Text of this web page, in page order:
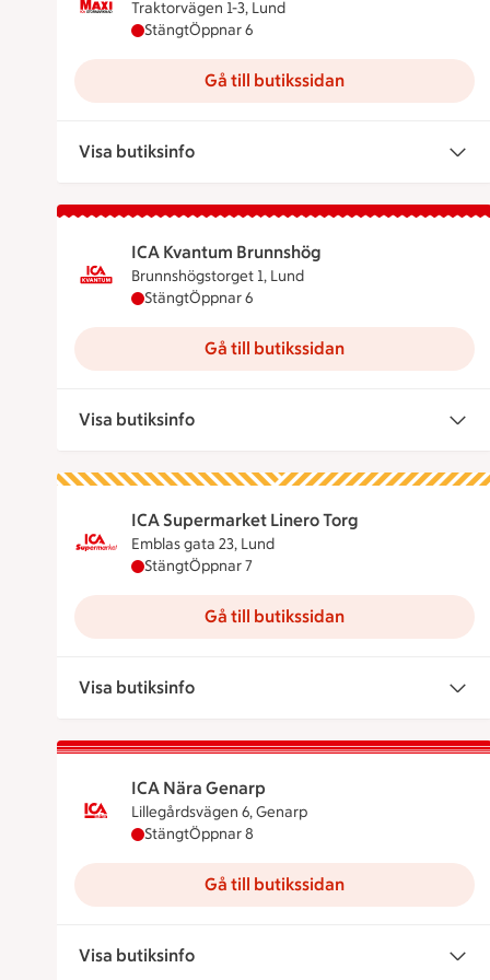
Traktorvägen 1-3, Lund
Maxi ICA Stormarknad Gunnesbo, Lund har
StängtÖppnar 6
Gå till butikssidan
Visa butiksinfo
ICA Kvantum Brunnshög
Brunnshögstorget 1, Lund
ICA Kvantum Brunnshög har stängt, öppnar
StängtÖppnar 6
Gå till butikssidan
Visa butiksinfo
ICA Supermarket Linero Torg
Emblas gata 23, Lund
ICA Supermarket Linero Torg har stängt,
StängtÖppnar 7
Gå till butikssidan
Visa butiksinfo
ICA Nära Genarp
Lillegårdsvägen 6, Genarp
ICA Nära Genarp har stängt, öppnar klockan
StängtÖppnar 8
Gå till butikssidan
Visa butiksinfo